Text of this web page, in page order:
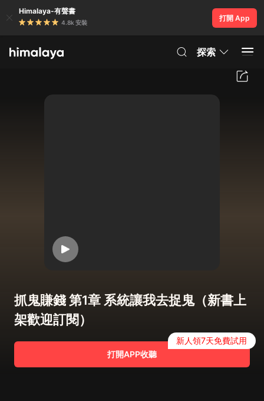
Himalaya-有聲書
4.8k 安裝
打開 App
探索
抓鬼賺錢 第1章 系統讓我去捉鬼（新書上
架歡迎訂閱）
打開APP收聽
新人領7天免費試用